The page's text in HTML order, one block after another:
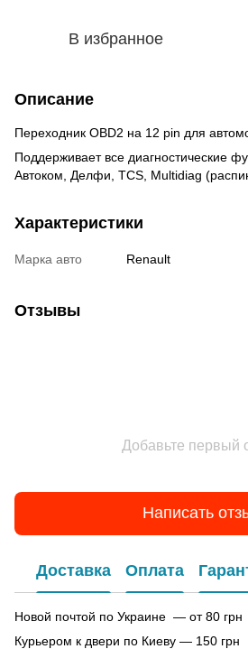
В избранное
Описание
Переходник OBD2 на 12 pin для
Поддерживает все диагностические
Автоком, Делфи, TCS, Multidiag
Характеристики
Марка авто Renault
Отзывы
Добавьте первый
Написать
Доставка Оплата
Новой почтой по Украине — от 80 грн
Курьером к двери по Киеву — 150 грн